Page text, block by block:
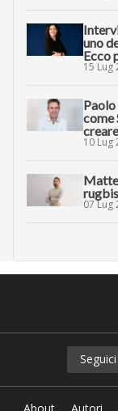
uno
Ecco
15 Lug
come
10 Lug
07 Lug
Seguici